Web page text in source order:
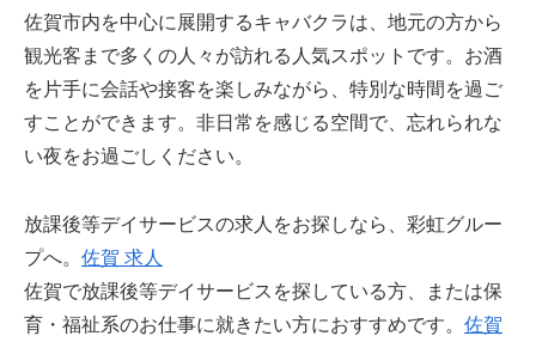
佐賀市内を中心に展開するキャバクラは、地元の方から
観光客まで多くの人々が訪れる人気スポットです。お酒
を片手に会話や接客を楽しみながら、特別な時間を過ご
すことができます。非日常を感じる空間で、忘れられな
い夜をお過ごしください。
放課後等デイサービスの求人をお探しなら、彩虹グルー
プへ。 佐賀 求人
佐賀で放課後等デイサービスを探している方、または保
育・福祉系のお仕事に就きたい方におすすめです。 佐賀